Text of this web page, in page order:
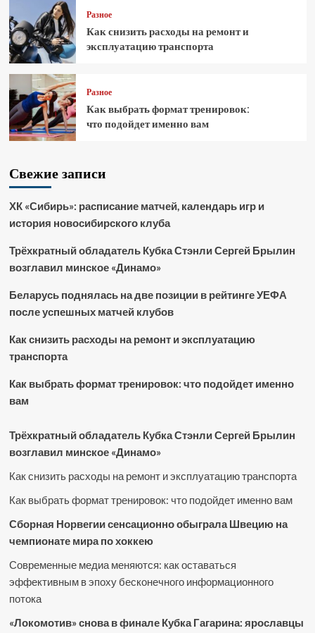
Разное
Как снизить расходы на ремонт и
эксплуатацию транспорта
Разное
Как выбрать формат тренировок:
что подойдет именно вам
Свежие записи
ХК «Сибирь»: расписание матчей, календарь игр и
история новосибирского клуба
Трёхкратный обладатель Кубка Стэнли Сергей Брылин
возглавил минское «Динамо»
Беларусь поднялась на две позиции в рейтинге УЕФА
после успешных матчей клубов
Как снизить расходы на ремонт и эксплуатацию
транспорта
Как выбрать формат тренировок: что подойдет именно
вам
Трёхкратный обладатель Кубка Стэнли Сергей Брылин
возглавил минское «Динамо»
Как снизить расходы на ремонт и эксплуатацию транспорта
Как выбрать формат тренировок: что подойдет именно вам
Сборная Норвегии сенсационно обыграла Швецию на
чемпионате мира по хоккею
Современные медиа меняются: как оставаться
эффективным в эпоху бесконечного информационного
потока
«Локомотив» снова в финале Кубка Гагарина: ярославцы